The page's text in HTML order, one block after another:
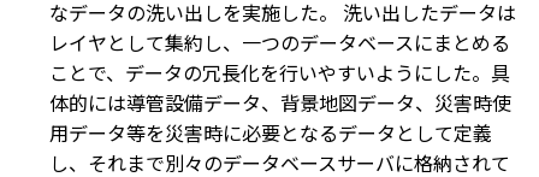
なデータの洗い出しを実施した。 洗い出したデータは
レイヤとして集約し、一つのデータベースにまとめる
ことで、データの冗長化を行いやすいようにした。具
体的には導管設備データ、背景地図データ、災害時使
用データ等を災害時に必要となるデータとして定義
し、それまで別々のデータベースサーバに格納されて